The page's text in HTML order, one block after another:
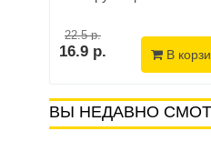
22.5 р.
16.9 р. В
ВЫ НЕДАВНО